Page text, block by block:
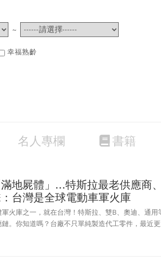
~
幸福熟齡
名人專欄 書籍
地屍體」...特斯拉最老供應商
台灣是全球電動車軍火庫
火庫之一，就在台灣！特斯拉、雙B、奧迪、通用
。你知道嗎？台廠不只單純製造代工零件，最近
廠、科技巨頭加速進入市場，台灣正悄悄搶下更大